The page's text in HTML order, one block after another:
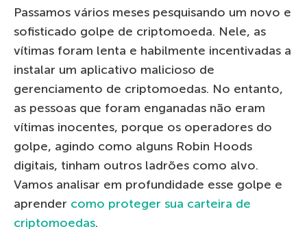
Passamos vários meses pesquisando um novo e
sofisticado golpe de criptomoeda. Nele, as
vítimas foram lenta e habilmente incentivadas a
instalar um aplicativo malicioso de
gerenciamento de criptomoedas. No entanto,
as pessoas que foram enganadas não eram
vítimas inocentes, porque os operadores do
golpe, agindo como alguns Robin Hoods
digitais, tinham outros ladrões como alvo.
Vamos analisar em profundidade esse golpe e
aprender como proteger sua carteira de
criptomoedas.